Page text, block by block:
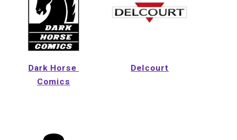
Dark Horse
Comics
Delcourt